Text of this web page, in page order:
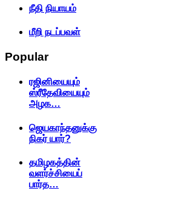
நீதி நியாயம்
மீறி நடப்பவள்
Popular
ரஜினியையும்
ஸ்ரீதேவியையும்
அழக…
ஜெயகாந்தனுக்கு
நிகர் யார்?
தமிழகத்தின்
வளர்ச்சியைப்
பார்த…